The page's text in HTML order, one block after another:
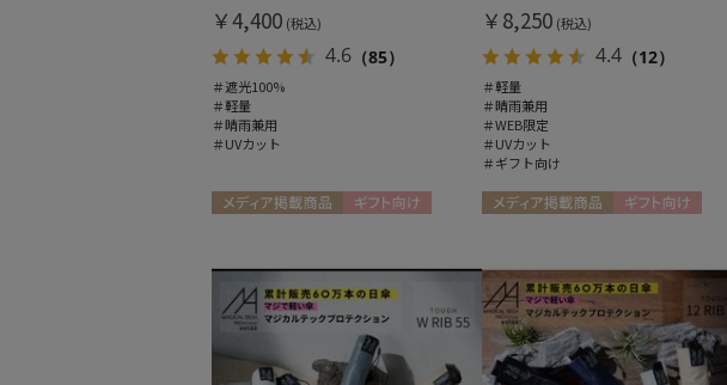
POLO RALPH LAUREN
ポロ ラルフ ローレン
￥4,400 (税込)
4.6 （85）
＃遮光100%
＃軽量
＃晴雨兼用
＃UVカット
￥8,250 (税込)
4.4 （12）
＃軽量
＃晴雨兼用
＃WEB限定
＃UVカット
＃ギフト向け